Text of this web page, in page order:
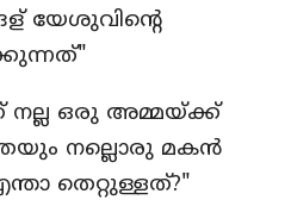
യേശുവിന്റെ
നല്ല ഒരു അമ്മയ്ക്ക്
നല്ലൊരു മകൻ
തെറ്റുള്ളത്?"